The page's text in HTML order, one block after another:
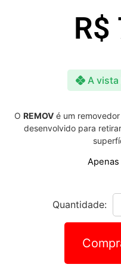
R$
A vista
O REMOV é um
desenvolvido para
Quantidade: